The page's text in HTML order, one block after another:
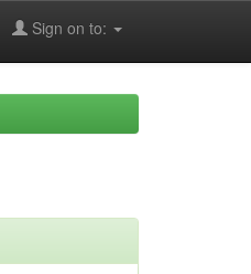
Sign on to: